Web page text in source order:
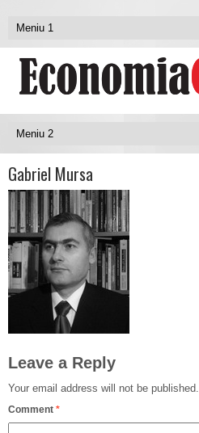
Gabriel Mursa
Leave a Reply
Your email address will not be published.
Comment *